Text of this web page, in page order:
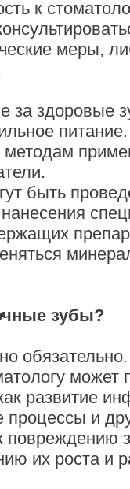
к
меры,
за здоровые
быть
зубы?
может
развитие
процессы и
повреждению
их роста и